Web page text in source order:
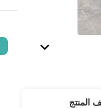
المنتج